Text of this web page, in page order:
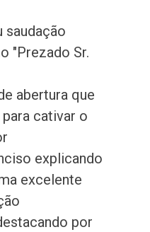
saudação
"Prezado Sr.
abertura que
cativar o
explicando
excelente
por